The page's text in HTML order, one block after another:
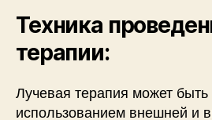
Техника
терапии:
Лучевая терапия может
использованием внешней и